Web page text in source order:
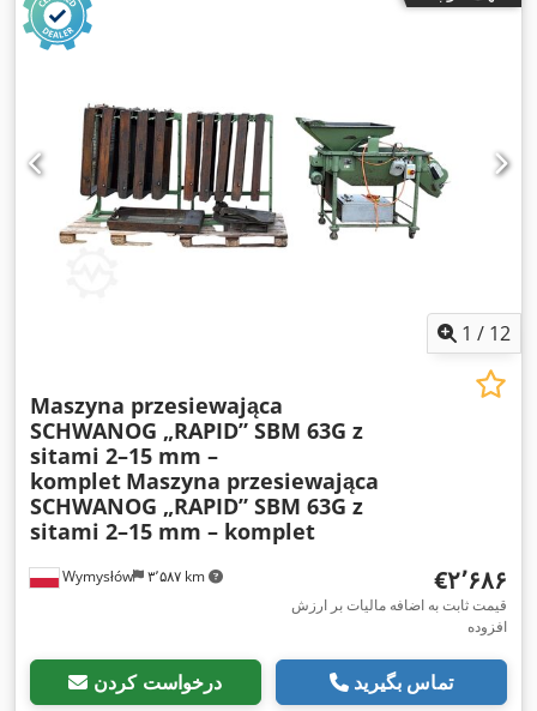
1 / 12
Wymysłów ۳٬۵۸۷ km
Maszyna przesiewająca
SCHWANOG „RAPID” SBM 63G z
sitami 2–15 mm –
komplet Maszyna przesiewająca
SCHWANOG „RAPID” SBM 63G z
sitami 2–15 mm – komplet
‎€۲٬۶۸۶
قیمت ثابت به اضافه مالیات بر ارزش
افزوده
درخواست کردن تماس بگیرید